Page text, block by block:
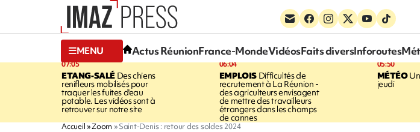
MENU Actus RéunionFrance-MondeVidéosFaits diversInforoutes
07:05
ETANG-SALÉ Des chiens
renifleurs mobilisés pour
traquer les fuites d'eau
potable. Les vidéos sont à
retrouver sur notre site
06:04
EMPLOIS Difficultés de
recrutement à La Réunion -
des agriculteurs envisagent
de mettre des travailleurs
étrangers dans les champs
de cannes
05:50
MÉTÉO
jeudi
Accueil Zoom Saint-Denis : retour des soldes 2024